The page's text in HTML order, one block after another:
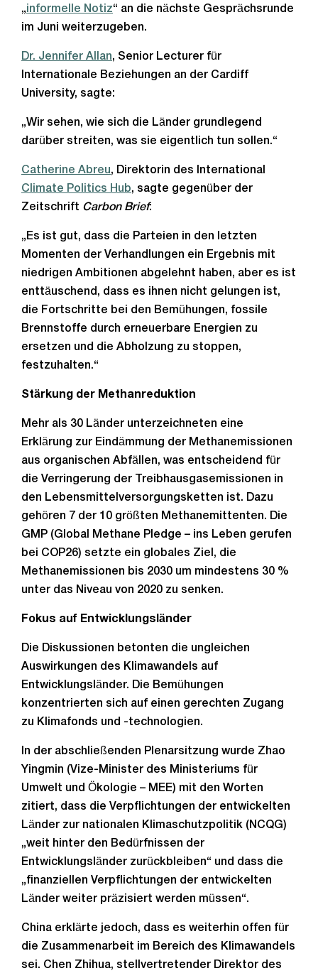
„ informelle Notiz“ an die nächste Gesprächsrunde
im Juni weiterzugeben.
Dr. Jennifer Allan, Senior Lecturer für
Internationale Beziehungen an der Cardiff
University, sagte:
„Wir sehen, wie sich die Länder grundlegend
darüber streiten, was sie eigentlich tun sollen.“
Catherine Abreu , Direktorin des International
Climate Politics Hub, sagte gegenüber der
Zeitschrift Carbon Brief:
„Es ist gut, dass die Parteien in den letzten
Momenten der Verhandlungen ein Ergebnis mit
niedrigen Ambitionen abgelehnt haben, aber es ist
enttäuschend, dass es ihnen nicht gelungen ist,
die Fortschritte bei den Bemühungen, fossile
Brennstoffe durch erneuerbare Energien zu
ersetzen und die Abholzung zu stoppen,
festzuhalten.“
Stärkung der Methanreduktion
Mehr als 30 Länder unterzeichneten eine
Erklärung zur Eindämmung der Methanemissionen
aus organischen Abfällen, was entscheidend für
die Verringerung der Treibhausgasemissionen in
den Lebensmittelversorgungsketten ist. Dazu
gehören 7 der 10 größten Methanemittenten. Die
GMP (Global Methane Pledge – ins Leben gerufen
bei COP26) setzte ein globales Ziel, die
Methanemissionen bis 2030 um mindestens 30 %
unter das Niveau von 2020 zu senken.
Fokus auf Entwicklungsländer
Die Diskussionen betonten die ungleichen
Auswirkungen des Klimawandels auf
Entwicklungsländer. Die Bemühungen
konzentrierten sich auf einen gerechten Zugang
zu Klimafonds und -technologien.
In der abschließenden Plenarsitzung wurde Zhao
Yingmin (Vize-Minister des Ministeriums für
Umwelt und Ökologie – MEE) mit den Worten
zitiert, dass die Verpflichtungen der entwickelten
Länder zur nationalen Klimaschutzpolitik (NCQG)
„weit hinter den Bedürfnissen der
Entwicklungsländer zurückbleiben“ und dass die
„finanziellen Verpflichtungen der entwickelten
Länder weiter präzisiert werden müssen“.
China erklärte jedoch, dass es weiterhin offen für
die Zusammenarbeit im Bereich des Klimawandels
sei. Chen Zhihua, stellvertretender Direktor des